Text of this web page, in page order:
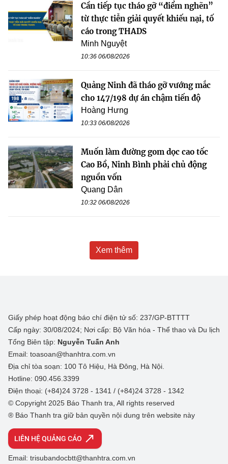
Cần tiếp tục tháo gỡ “điểm nghẽn”
từ thực tiễn giải quyết khiếu nại, tố
cáo trong THADS
Minh Nguyệt
10:36 06/08/2026
Quảng Ninh đã tháo gỡ vướng mắc
cho 147/198 dự án chậm tiến độ
Hoàng Hưng
10:33 06/08/2026
Muốn làm đường gom dọc cao tốc
Cao Bồ, Ninh Bình phải chủ động
nguồn vốn
Quang Dân
10:32 06/08/2026
Xem thêm
Giấy phép hoạt động báo chí điện tử số: 237/GP-BTTTT
Cấp ngày: 30/08/2024; Nơi cấp: Bộ Văn hóa - Thể thao và Du lịch
Tổng Biên tập: Nguyễn Tuấn Anh
Email: toasoan@thanhtra.com.vn
Địa chỉ tòa soạn: 100 Tô Hiệu, Hà Đông, Hà Nội.
Hotline: 090.456.3399
Điện thoại: (+84)24 3728 - 1341 / (+84)24 3728 - 1342
© Copyright 2025 Báo Thanh tra, All rights reserved
® Báo Thanh tra giữ bản quyền nội dung trên website này
LIÊN HỆ QUẢNG CÁO
Email: trisubandocbtt@thanhtra.com.vn